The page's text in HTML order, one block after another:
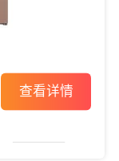
查看详情